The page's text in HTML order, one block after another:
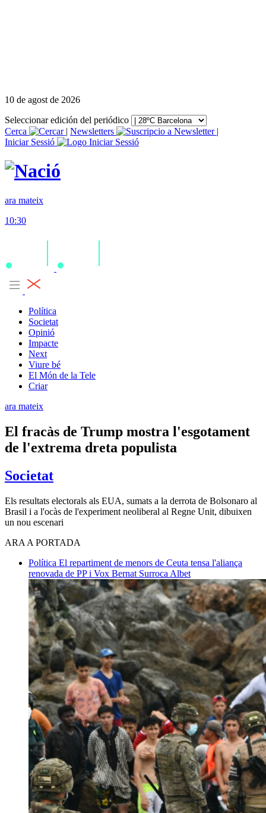
10 de agost de 2026
Seleccionar edición del periódico
Cerca
| Newsletters
|
Iniciar Sessió
ara mateix
10:30
Política
Societat
Opinió
Impacte
Next
Viure bé
El Món de la Tele
Criar
ara mateix
El fracàs de Trump mostra l'esgotament
de l'extrema dreta populista
Societat
Els resultats electorals als EUA, sumats a la derrota de Bolsonaro al
Brasil i a l'ocàs de l'experiment neoliberal al Regne Unit, dibuixen
un nou escenari
ARA A PORTADA
Política El repartiment de menors de Ceuta tensa l'aliança
renovada de PP i Vox Bernat Surroca Albet